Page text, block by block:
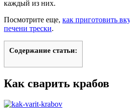
каждый из них.
Посмотрите еще, как приготовить
печени трески.
Содержание статьи:
Как сварить крабов